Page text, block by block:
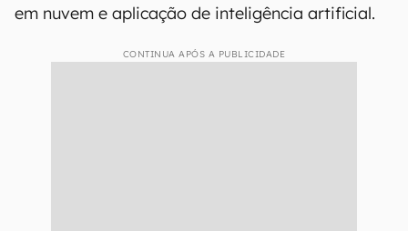
em nuvem e aplicação de inteligência artificial.
CONTINUA APÓS A PUBLICIDADE